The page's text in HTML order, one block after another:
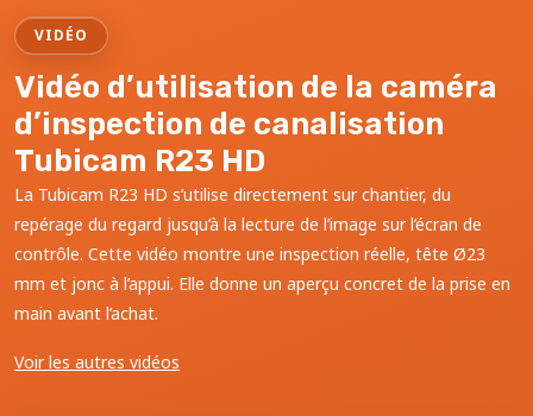
VIDÉO
Vidéo d’utilisation de la caméra
d’inspection de canalisation
Tubicam R23 HD
La Tubicam R23 HD s’utilise directement sur chantier, du
repérage du regard jusqu’à la lecture de l’image sur l’écran de
contrôle. Cette vidéo montre une inspection réelle, tête Ø23
mm et jonc à l’appui. Elle donne un aperçu concret de la prise en
main avant l’achat.
Voir les autres vidéos